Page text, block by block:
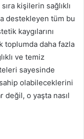
kişilerin sağlıklı
destekleyen tüm bu
kaygılarını
toplumda daha fazla
ve temiz
sayesinde
olabileceklerini
değil, o yaşta nasıl